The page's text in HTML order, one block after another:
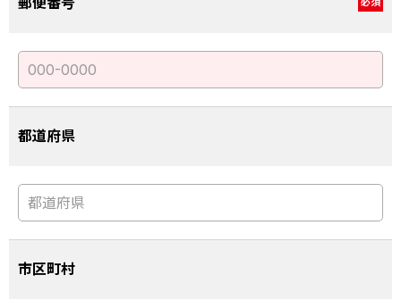
郵便番号
都道府県
市区町村